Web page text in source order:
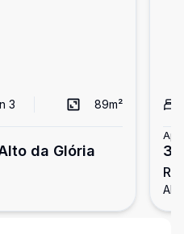
3 89m²
da Glória 3